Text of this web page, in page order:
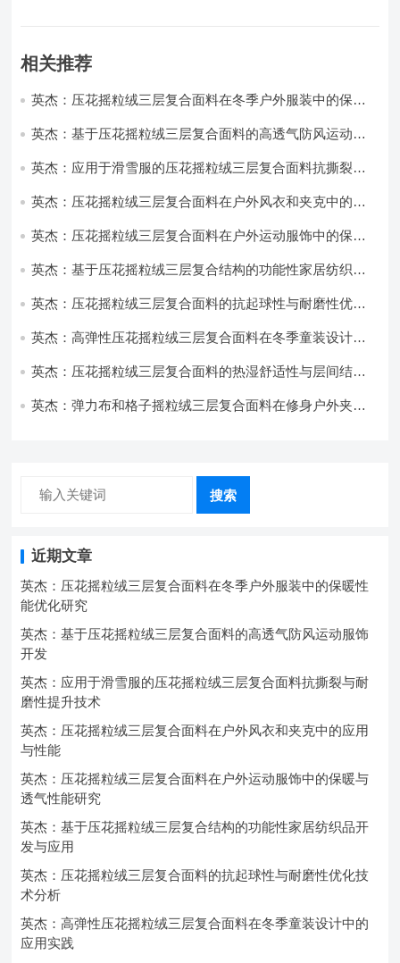
相关推荐
英杰：压花摇粒绒三层复合面料在冬季户外服装中的保暖
英杰：基于压花摇粒绒三层复合面料的高透气防风运动服
英杰：应用于滑雪服的压花摇粒绒三层复合面料抗撕裂与
英杰：压花摇粒绒三层复合面料在户外风衣和夹克中的应
英杰：压花摇粒绒三层复合面料在户外运动服饰中的保暖
英杰：基于压花摇粒绒三层复合结构的功能性家居纺织品
英杰：压花摇粒绒三层复合面料的抗起球性与耐磨性优化
英杰：高弹性压花摇粒绒三层复合面料在冬季童装设计中
英杰：压花摇粒绒三层复合面料的热湿舒适性与层间结合
英杰：弹力布和格子摇粒绒三层复合面料在修身户外夹克
搜索
近期文章
英杰：压花摇粒绒三层复合面料在冬季户外服装中的保暖性
能优化研究
英杰：基于压花摇粒绒三层复合面料的高透气防风运动服饰
开发
英杰：应用于滑雪服的压花摇粒绒三层复合面料抗撕裂与耐
磨性提升技术
英杰：压花摇粒绒三层复合面料在户外风衣和夹克中的应用
与性能
英杰：压花摇粒绒三层复合面料在户外运动服饰中的保暖与
透气性能研究
英杰：基于压花摇粒绒三层复合结构的功能性家居纺织品开
发与应用
英杰：压花摇粒绒三层复合面料的抗起球性与耐磨性优化技
术分析
英杰：高弹性压花摇粒绒三层复合面料在冬季童装设计中的
应用实践